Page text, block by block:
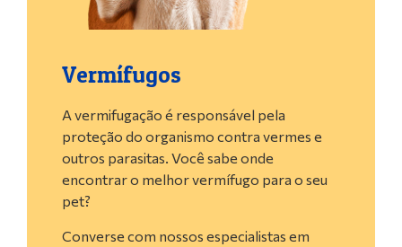
Vermífugos
A vermifugação é responsável pela
proteção do organismo contra vermes e
outros parasitas. Você sabe onde
encontrar o melhor vermífugo para o seu
pet?
Converse com nossos especialistas em